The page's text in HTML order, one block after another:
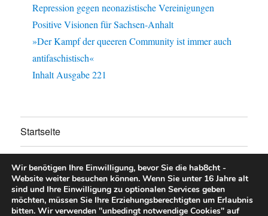
Repression gegen neonazistische Vereinigungen
Positive Visionen für Sachsen-Anhalt
»Der Kampf der queeren Community ist immer auch
antifaschistisch«
Inhalt Ausgabe 221
Startseite
anzeigen
Unsere Aktionen
anzeigen
Wir benötigen Ihre Einwilligung, bevor Sie die hab8cht -
Website weiter besuchen können. Wenn Sie unter 16 Jahre alt
sind und Ihre Einwilligung zu optionalen Services geben
möchten, müssen Sie Ihre Erziehungsberechtigten um Erlaubnis
bitten. Wir verwenden "unbedingt notwendige Cookies" auf